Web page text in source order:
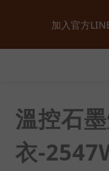
００  購物金
加入官方
全館購物滿  ＄１８
溫控石
衣-